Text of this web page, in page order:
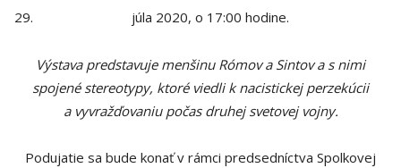
júla 2020, o 17:00 hodine.
Výstava predstavuje menšinu Rómov a Sintov a s nimi
spojené stereotypy, ktoré viedli k nacistickej perzekúcii
a vyvražďovaniu počas druhej svetovej vojny.
Podujatie sa bude konať v rámci predsedníctva Spolkovej